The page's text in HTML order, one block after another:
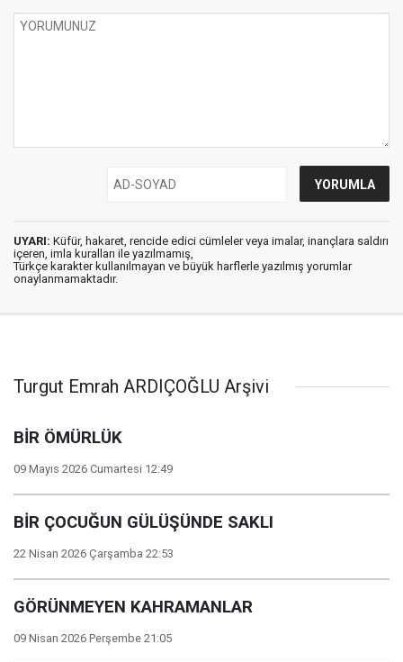
UYARI: Küfür, hakaret, rencide edici cümleler veya imalar, inançlara saldırı
içeren, imla kuralları ile yazılmamış,
Türkçe karakter kullanılmayan ve büyük harflerle yazılmış yorumlar
onaylanmamaktadır.
Turgut Emrah ARDIÇOĞLU Arşivi
BİR ÖMÜRLÜK
09 Mayıs 2026 Cumartesi 12:49
BİR ÇOCUĞUN GÜLÜŞÜNDE SAKLI
22 Nisan 2026 Çarşamba 22:53
GÖRÜNMEYEN KAHRAMANLAR
09 Nisan 2026 Perşembe 21:05